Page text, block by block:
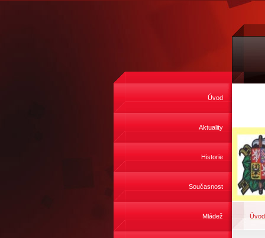
Úvod
Aktuality
Historie
Současnost
Mládež Úvod